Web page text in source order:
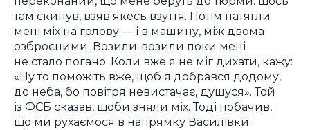
там скинув, взяв якесь взуття. Потім натягли
мені міх на голову — і в машину, між двома
озброєними. Возили-возили поки мені
не стало погано. Коли вже я не міг дихати, кажу:
«Ну то поможіть вже, щоб я добрався додому,
до неба, бо повітря невистачає, душуся». Той
із ФСБ сказав, щоби зняли міх. Тоді побачив,
що ми рухаємося в напрямку Василівки.